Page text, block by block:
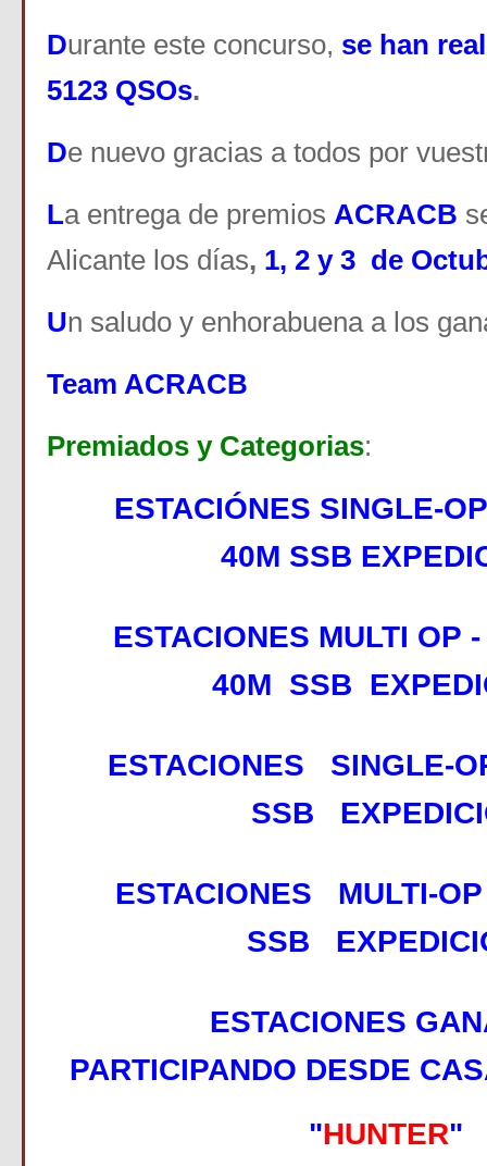
Durante este concurso, se han
5123 QSOs.
De nuevo gracias a todos por
La entrega de premios ACRACB
Alicante los días, 1, 2 y 3 de
Un saludo y enhorabuena a los
Team ACRACB
Premiados y Categorias:
ESTACIÓNES SINGLE-
40M SSB
ESTACIONES MULTI OP
40M SSB
ESTACIONES SINGLE-
SSB
ESTACIONES MULTI-
SSB
ESTACIONES
PARTICIPANDO DESDE
"HUNTER"